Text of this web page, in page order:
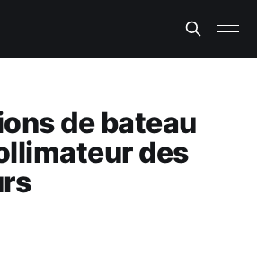
de bateau
des